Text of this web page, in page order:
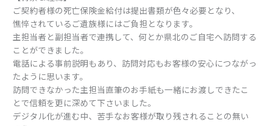
ご契約者様の死亡保険金給付は提出書類が色々必要となり、
憔悴されているご遺族様にはご負担となります。
主担当者と副担当者で連携して、何とか県北のご自宅へ訪問する
ことができました。
電話による事前説明もあり、訪問対応もお客様の安心につながっ
たように思います。
訪問できなかった主担当直筆のお手紙も一緒にお渡しできたこ
とで信頼を更に深めて下さいました。
デジタル化が進む中、苦手なお客様が取り残されることの無い